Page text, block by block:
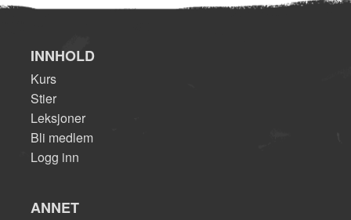
INNHOLD
Kurs
Stier
Leksjoner
Bli medlem
Logg inn
ANNET